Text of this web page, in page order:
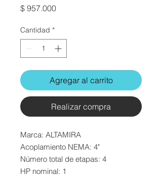
$ 957.000Precio
Cantidad *
Agregar al carrito
Realizar compra
Marca: ALTAMIRA
Acoplamiento NEMA: 4"
Número total de etapas: 4
HP nominal: 1